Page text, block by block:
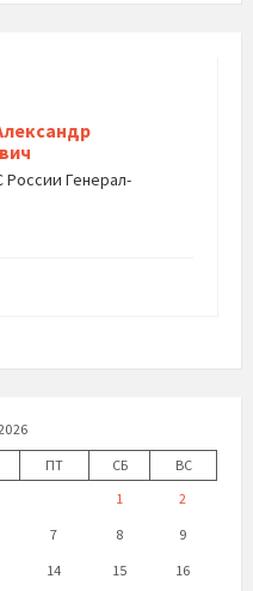
Генерал-
ПТ СБ
ВС
1
2
7 8
9
14 15
16